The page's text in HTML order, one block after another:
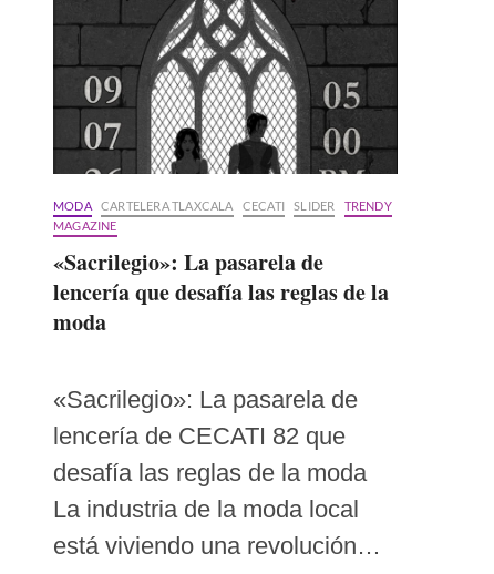
MODA CARTELERA TLAXCALA CECATI SLIDER
TRENDY
MAGAZINE
«Sacrilegio»: La pasarela de
lencería que desafía las reglas de la
moda
«Sacrilegio»: La pasarela de
lencería de CECATI 82 que
desafía las reglas de la moda
La industria de la moda local
está viviendo una revolución…